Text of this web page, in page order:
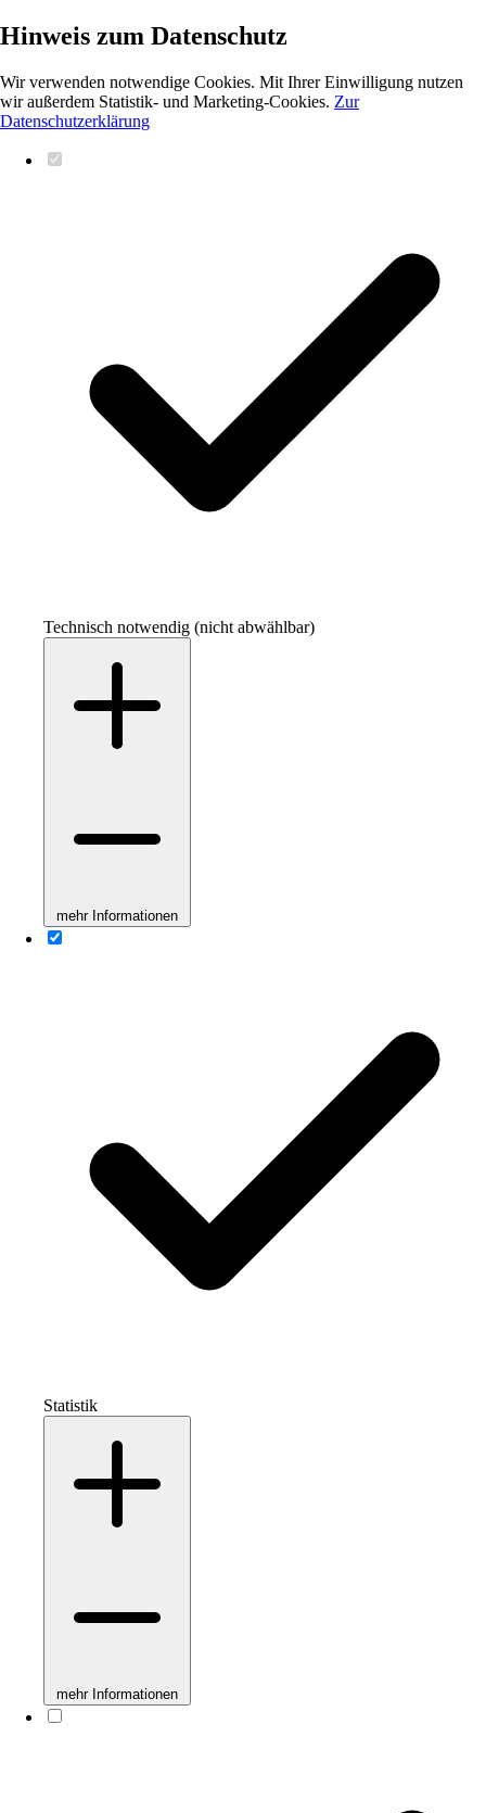
Hinweis zum Datenschutz
Wir verwenden notwendige Cookies. Mit Ihrer Einwilligung nutzen
wir außerdem Statistik- und Marketing-Cookies. Zur
Datenschutzerklärung
Technisch notwendig (nicht abwählbar)
mehr Informationen
Statistik
mehr Informationen